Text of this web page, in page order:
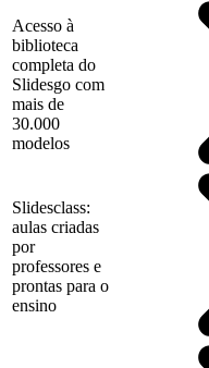
Acesso à
biblioteca
completa do
Slidesgo com
mais de
30.000
modelos
Slidesclass:
aulas criadas
por
professores e
prontas para o
ensino